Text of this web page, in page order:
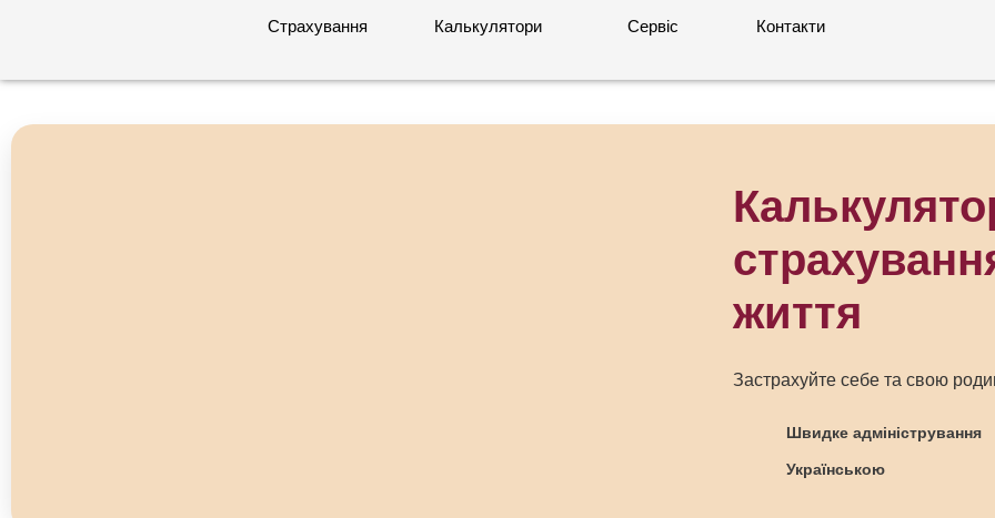
Страхування Калькулятори Сервіс Контакти
життя
Застрахуйте себе та свою
Швидке адміністрування
Українською